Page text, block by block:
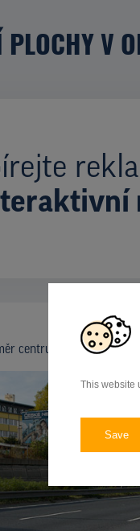
This website
Save
V
centrum, Praha 4